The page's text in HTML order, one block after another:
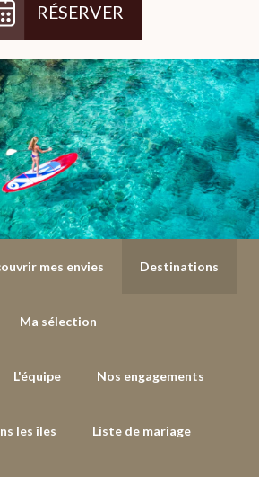
RÉSERVER
mes envies Destinations
Ma sélection
L'équipe Nos engagements
les îles Liste de mariage